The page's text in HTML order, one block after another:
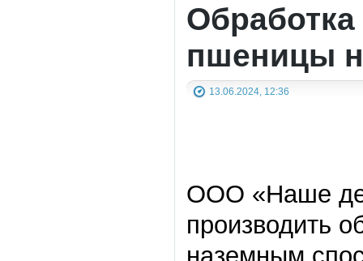
пшеницы
13.06.2024, 12:36
ООО «Наше
производить